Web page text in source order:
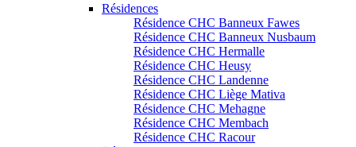
Résidences
Résidence CHC Banneux Fawes
Résidence CHC Banneux Nusbaum
Résidence CHC Hermalle
Résidence CHC Heusy
Résidence CHC Landenne
Résidence CHC Liège Mativa
Résidence CHC Mehagne
Résidence CHC Membach
Résidence CHC Racour